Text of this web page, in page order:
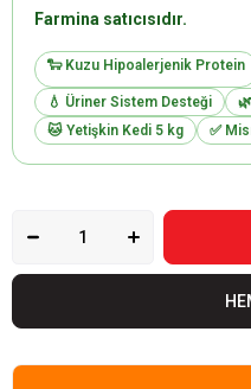
Farmina satıcısıdır.
🐑 Kuzu Hipoalerjenik Protein
💧 Üriner Sistem Desteği
🐱 Yetişkin Kedi 5 kg
✅